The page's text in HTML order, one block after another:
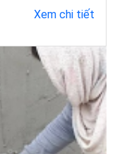
Xem chi tiết